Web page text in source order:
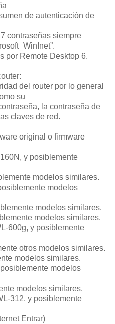
de autenticación de
contraseñas siempre
por Remote Desktop 6.
del router por lo general
su
la contraseña de
claves de red.
original o firmware
y posiblemente
modelos similares.
modelos
modelos similares.
modelos similares.
600g, y posiblemente
otros modelos similares.
modelos similares.
modelos
modelos similares.
312, y posiblemente
Entrar)